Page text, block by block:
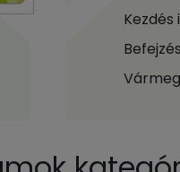
Kezdés